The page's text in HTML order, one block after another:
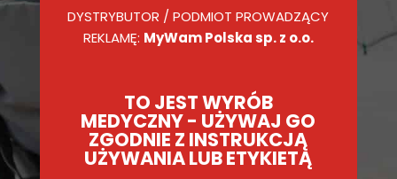
DYSTRYBUTOR / PODMIOT PROWADZĄCY
REKLAMĘ: MyWam Polska sp. z o.o.
TO JEST WYRÓB
MEDYCZNY - UŻYWAJ GO
ZGODNIE Z INSTRUKCJĄ
UŻYWANIA LUB ETYKIETĄ